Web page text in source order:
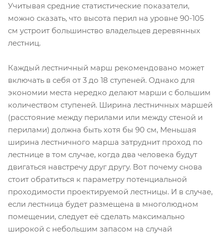
Учитывая средние статистические показатели,
можно сказать, что высота перил на уровне 90-105
см устроит большинство владельцев деревянных
лестниц.
Каждый лестничный марш рекомендовано может
включать в себя от 3 до 18 ступеней. Однако для
экономии места нередко делают марши с большим
количеством ступеней. Ширина лестничных маршей
(расстояние между перилами или между стеной и
перилами) должна быть хотя бы 90 см, Меньшая
ширина лестничного марша затруднит проход по
лестнице в том случае, когда два человека будут
двигаться навстречу друг другу. Вот почему снова
стоит обратиться к параметру потенциальной
проходимости проектируемой лестницы. И в случае,
если лестница будет размещена в многолюдном
помещении, следует её сделать максимально
широкой с небольшим запасом на случай